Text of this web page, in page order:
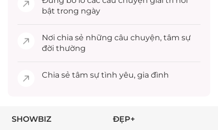
bật trong ngày
Nơi chia sẻ những câu chuyện, tâm sự
đời thường
Chia sẻ tâm sự tình yêu, gia đình
SHOWBIZ ĐẸP+